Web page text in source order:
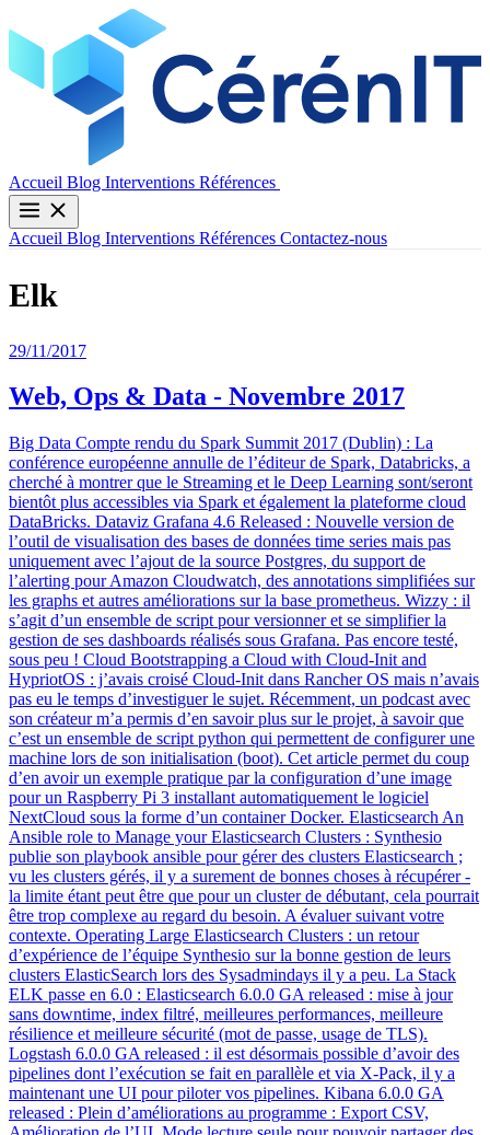
Accueil Blog Interventions Références
Accueil Blog Interventions Références Contactez-nous
Elk
29/11/2017
Web, Ops & Data - Novembre 2017
Big Data Compte rendu du Spark Summit 2017 (Dublin) : La
conférence européenne annulle de l’éditeur de Spark, Databricks, a
cherché à montrer que le Streaming et le Deep Learning sont/seront
bientôt plus accessibles via Spark et également la plateforme cloud
DataBricks. Dataviz Grafana 4.6 Released : Nouvelle version de
l’outil de visualisation des bases de données time series mais pas
uniquement avec l’ajout de la source Postgres, du support de
l’alerting pour Amazon Cloudwatch, des annotations simplifiées sur
les graphs et autres améliorations sur la base prometheus. Wizzy : il
s’agit d’un ensemble de script pour versionner et se simplifier la
gestion de ses dashboards réalisés sous Grafana. Pas encore testé,
sous peu ! Cloud Bootstrapping a Cloud with Cloud-Init and
HypriotOS : j’avais croisé Cloud-Init dans Rancher OS mais n’avais
pas eu le temps d’investiguer le sujet. Récemment, un podcast avec
son créateur m’a permis d’en savoir plus sur le projet, à savoir que
c’est un ensemble de script python qui permettent de configurer une
machine lors de son initialisation (boot). Cet article permet du coup
d’en avoir un exemple pratique par la configuration d’une image
pour un Raspberry Pi 3 installant automatiquement le logiciel
NextCloud sous la forme d’un container Docker. Elasticsearch An
Ansible role to Manage your Elasticsearch Clusters : Synthesio
publie son playbook ansible pour gérer des clusters Elasticsearch ;
vu les clusters gérés, il y a surement de bonnes choses à récupérer -
la limite étant peut être que pour un cluster de débutant, cela pourrait
être trop complexe au regard du besoin. A évaluer suivant votre
contexte. Operating Large Elasticsearch Clusters : un retour
d’expérience de l’équipe Synthesio sur la bonne gestion de leurs
clusters ElasticSearch lors des Sysadmindays il y a peu. La Stack
ELK passe en 6.0 : Elasticsearch 6.0.0 GA released : mise à jour
sans downtime, index filtré, meilleures performances, meilleure
résilience et meilleure sécurité (mot de passe, usage de TLS).
Logstash 6.0.0 GA released : il est désormais possible d’avoir des
pipelines dont l’exécution se fait en parallèle et via X-Pack, il y a
maintenant une UI pour piloter vos pipelines. Kibana 6.0.0 GA
released : Plein d’améliorations au programme : Export CSV,